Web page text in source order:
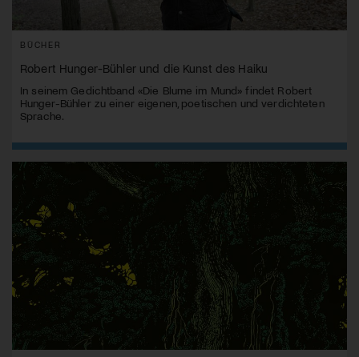
BÜCHER
Robert Hunger-Bühler und die Kunst des Haiku
In seinem Gedichtband «Die Blume im Mund» findet Robert
Hunger-Bühler zu einer eigenen, poetischen und verdichteten
Sprache.